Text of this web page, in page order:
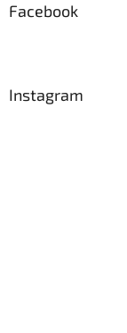
Facebook
Instagram